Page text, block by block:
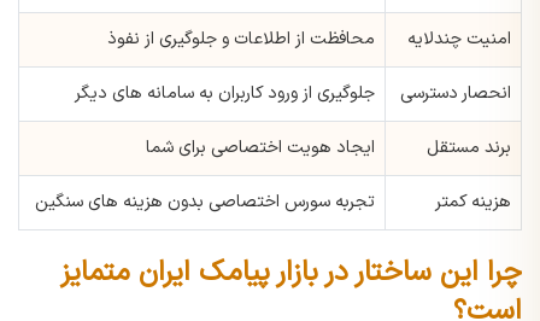
امنیت چندلایه محافظت از اطلاعات و جلوگیری از نفوذ
انحصار دسترسی جلوگیری از ورود کاربران به سامانه های دیگر
برند مستقل ایجاد هویت اختصاصی برای شما
هزینه کمتر تجربه سورس اختصاصی بدون هزینه های سنگین
چرا این ساختار در بازار پیامک ایران متمایز
است؟